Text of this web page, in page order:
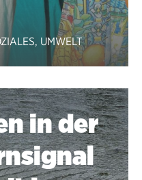
, UMWELT
in der